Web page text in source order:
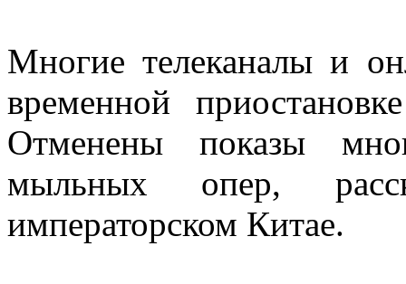
Многие телеканалы и
временной
Отменены показы
мыльных опер,
императорском Китае.